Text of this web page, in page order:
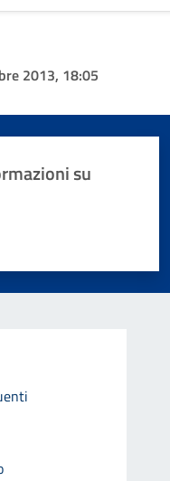
2013, 18:05
su